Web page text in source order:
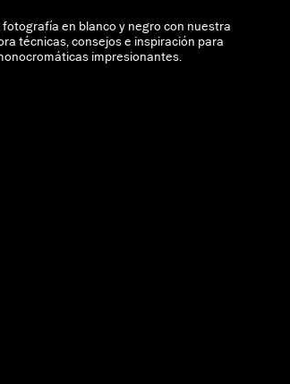
en blanco y negro con nuestra
técnicas, consejos e inspiración para
impresionantes.